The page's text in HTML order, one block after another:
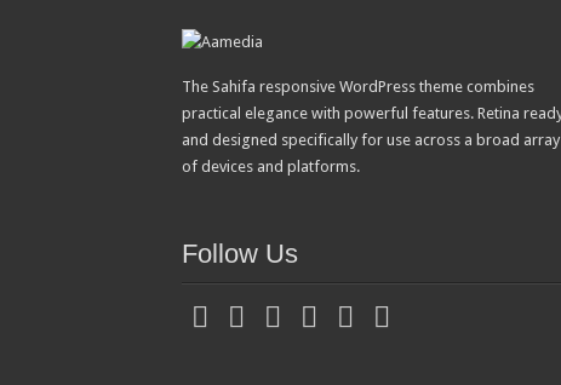
The Sahifa responsive WordPress theme combines
practical elegance with powerful features. Retina
and designed specifically for use across a broad array
of devices and platforms.
Follow Us